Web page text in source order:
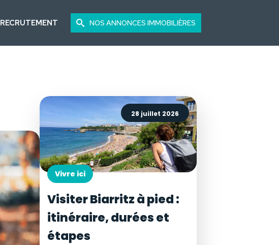
RECRUTEMENT NOS ANNONCES IMMOBILIÈRES
28 juillet 2026
Vivre ici
Visiter Biarritz à pied :
itinéraire, durées et
étapes